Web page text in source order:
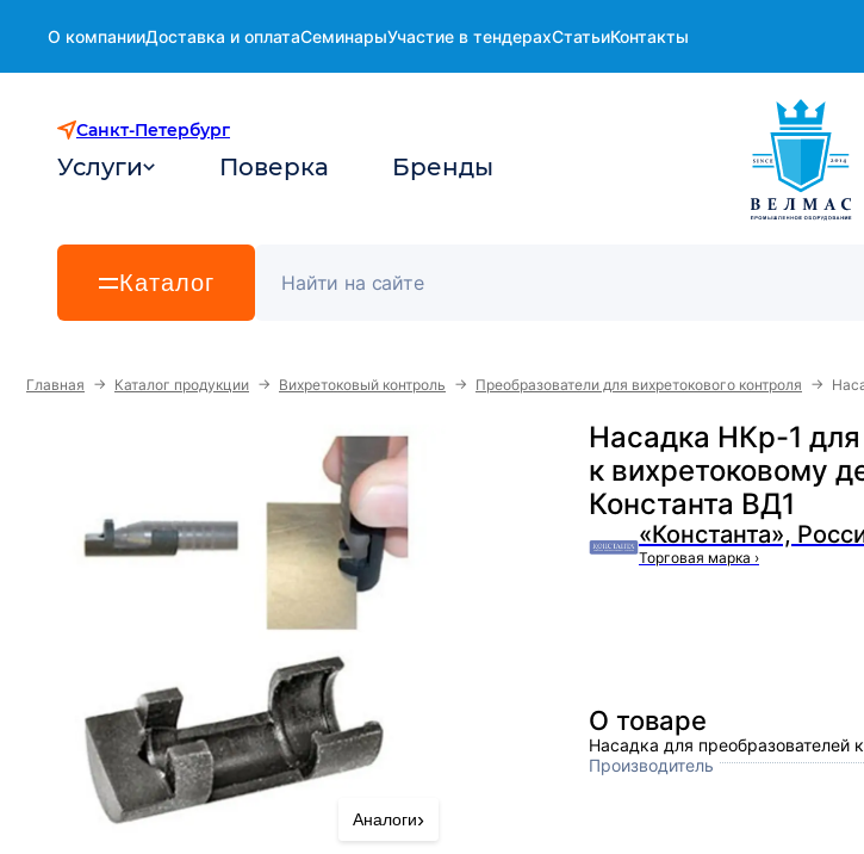
О компанииДоставка и оплатаСеминарыУчастие в тендерахСтатьиКонтакты
Санкт-Петербург
Услуги Поверка Бренды
Каталог
Главная → Каталог продукции → Вихретоковый контроль → Преобразователи для вихретокового контроля →
Насадка НКр-1
к вихретоковому
Константа ВД1
«Константа»,
Торговая марка ›
Аналоги›
О товаре
Насадка для преобразователей
Производитель